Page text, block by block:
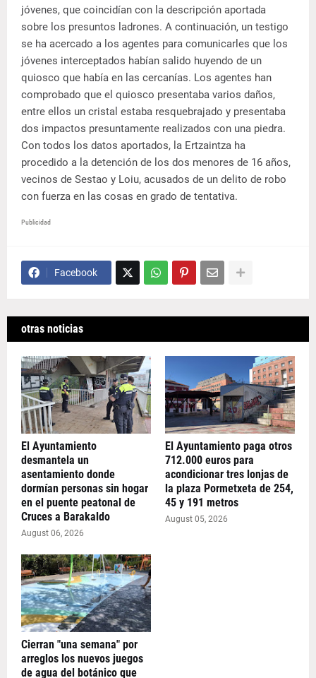
jóvenes, que coincidían con la descripción aportada
sobre los presuntos ladrones. A continuación, un testigo
se ha acercado a los agentes para comunicarles que los
jóvenes interceptados habían salido huyendo de un
quiosco que había en las cercanías. Los agentes han
comprobado que el quiosco presentaba varios daños,
entre ellos un cristal estaba resquebrajado y presentaba
dos impactos presuntamente realizados con una piedra.
Con todos los datos aportados, la Ertzaintza ha
procedido a la detención de los dos menores de 16 años,
vecinos de Sestao y Loiu, acusados de un delito de robo
con fuerza en las cosas en grado de tentativa.
Publicidad
Facebook
otras noticias
El Ayuntamiento
desmantela un
asentamiento donde
dormían personas sin hogar
en el puente peatonal de
Cruces a Barakaldo
August 06, 2026
El Ayuntamiento paga otros
712.000 euros para
acondicionar tres lonjas de
la plaza Pormetxeta de 254,
45 y 191 metros
August 05, 2026
Cierran "una semana" por
arreglos los nuevos juegos
de agua del botánico que